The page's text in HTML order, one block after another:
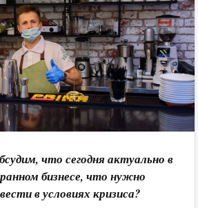
что сегодня актуально в
бизнесе, что нужно
в условиях кризиса?